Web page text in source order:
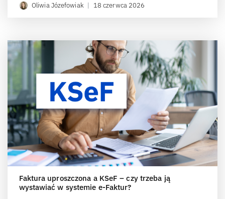
Oliwia Józefowiak | 18 czerwca 2026
Faktura uproszczona a KSeF – czy trzeba ją
wystawiać w systemie e-Faktur?